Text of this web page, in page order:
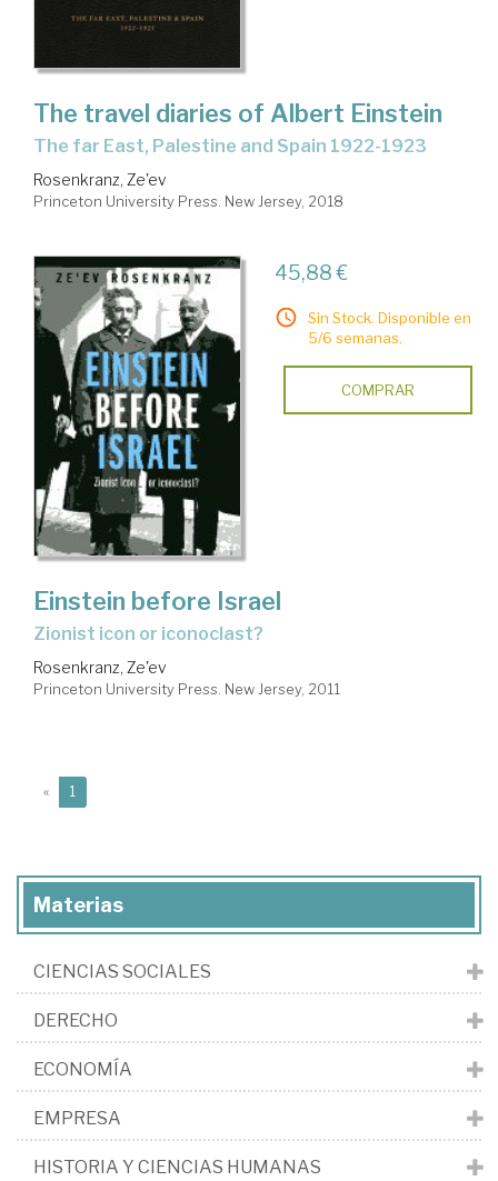
The travel diaries of Albert Einstein
The far East, Palestine and Spain 1922-1923
Rosenkranz, Ze'ev
Princeton University Press. New Jersey, 2018
45,88 €
Sin Stock. Disponible en
5/6 semanas.
COMPRAR
Einstein before Israel
Zionist icon or iconoclast?
Rosenkranz, Ze'ev
Princeton University Press. New Jersey, 2011
« 1
Materias
CIENCIAS SOCIALES
DERECHO
ECONOMÍA
EMPRESA
HISTORIA Y CIENCIAS HUMANAS